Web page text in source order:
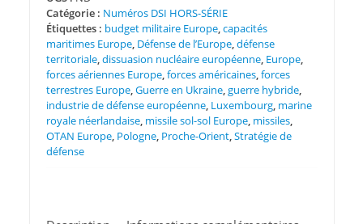
N°
97
Catégorie : Numéros DSI HORS-SÉRIE
Étiquettes : budget militaire Europe,capacités
maritimes Europe, Défense de l’Europe,défense
territoriale,dissuasion nucléaire européenne, Europe,
forces aériennes Europe,forces américaines,forces
terrestres Europe,Guerre en Ukraine,guerre hybride,
industrie de défense européenne, Luxembourg, marine
royale néerlandaise, missile sol-sol Europe, missiles,
OTAN Europe, Pologne, Proche-Orient,Stratégie de
défense